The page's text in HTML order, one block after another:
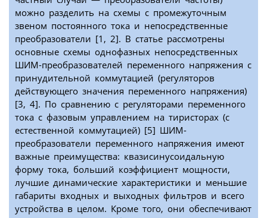
можно разделить на схемы с промежуточным
звеном постоянного тока и непосредственные
преобразователи [1, 2]. В статье рассмотрены
основные схемы однофазных непосредственных
ШИМ-преобразователей переменного напряжения с
принудительной коммутацией (регуляторов
действующего значения переменного напряжения)
[3, 4]. По сравнению с регуляторами переменного
тока с фазовым управлением на тиристорах (с
естественной коммутацией) [5] ШИМ-
преобразователи переменного напряжения имеют
важные преимущества: квазисинусоидальную
форму тока, больший коэффициент мощности,
лучшие динамические характеристики и меньшие
габариты входных и выходных фильтров и всего
устройства в целом. Кроме того, они обеспечивают